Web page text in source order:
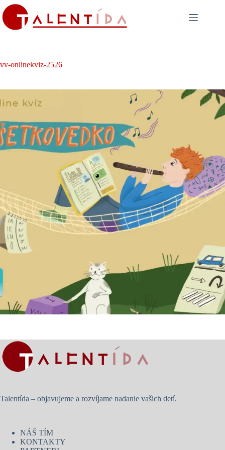
Skip
to
content
vv-onlinekviz-2526
Talentída – objavujeme a rozvíjame nadanie vašich detí.
NÁŠ TÍM
KONTAKTY